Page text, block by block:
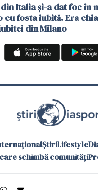
Italia și-a dat foc în
cu fosta iubită. Era
din Milano
ȘtiriLifestyle
schimbă comunități